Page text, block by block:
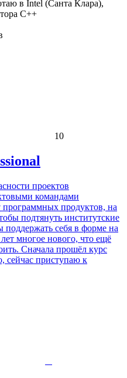
в Intel (Санта Клара),
C++
10
проектов
командами
продуктов, на
подтянуть институтские
себя в форме на
многое нового, что ещё
Сначала прошёл курс
сейчас приступаю к